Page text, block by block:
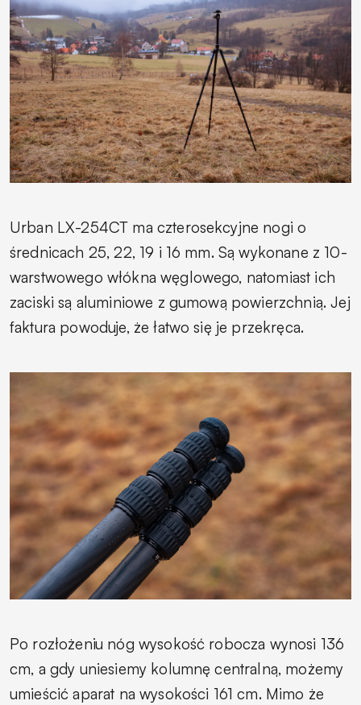
Urban LX-254CT ma czterosekcyjne nogi o
średnicach 25, 22, 19 i 16 mm. Są wykonane z 10-
warstwowego włókna węglowego, natomiast ich
zaciski są aluminiowe z gumową powierzchnią. Jej
faktura powoduje, że łatwo się je przekręca.
Po rozłożeniu nóg wysokość robocza wynosi 136
cm, a gdy uniesiemy kolumnę centralną, możemy
umieścić aparat na wysokości 161 cm. Mimo że